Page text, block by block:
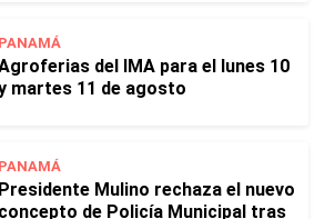
PANAMÁ
del IMA para el lunes 10
martes 11 de agosto
PANAMÁ
Presidente Mulino rechaza el nuevo
concepto de Policía Municipal tras